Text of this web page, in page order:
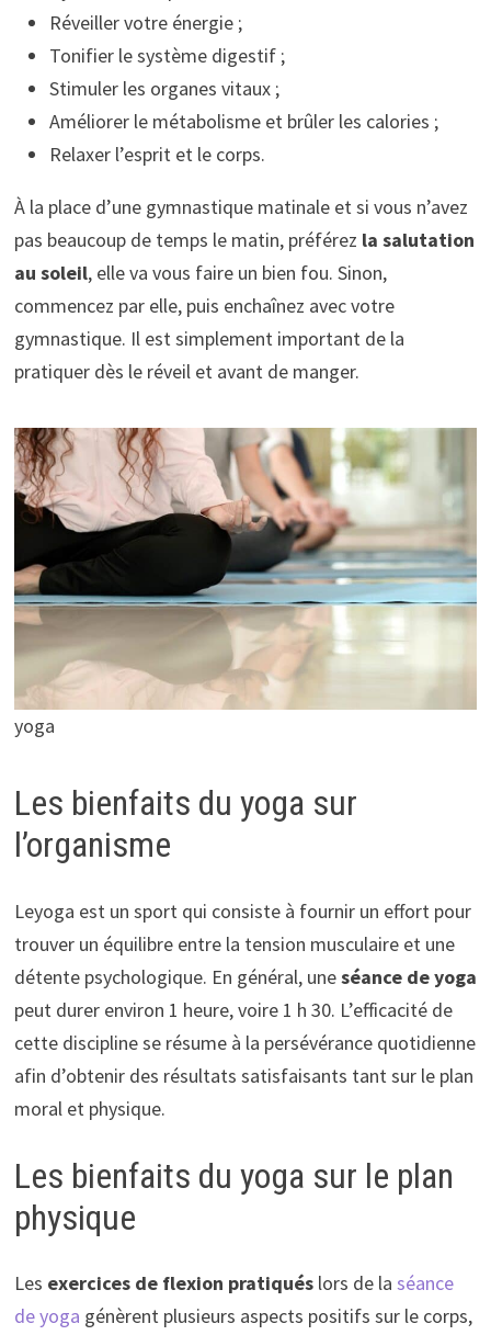
Réveiller votre énergie ;
Tonifier le système digestif ;
Stimuler les organes vitaux ;
Améliorer le métabolisme et brûler les calories ;
Relaxer l’esprit et le corps.
À la place d’une gymnastique matinale et si vous n’avez
pas beaucoup de temps le matin, préférez la salutation
au soleil, elle va vous faire un bien fou. Sinon,
commencez par elle, puis enchaînez avec votre
gymnastique. Il est simplement important de la
pratiquer dès le réveil et avant de manger.
yoga
Les bienfaits du yoga sur
l’organisme
Leyoga est un sport qui consiste à fournir un effort pour
trouver un équilibre entre la tension musculaire et une
détente psychologique. En général, uneséance de yoga
peut durer environ 1 heure, voire 1 h 30. L’efficacité de
cette discipline se résume à la persévérance quotidienne
afin d’obtenir des résultats satisfaisants tant sur le plan
moral et physique.
Les bienfaits du yoga sur le plan
physique
Les exercices de flexion pratiquéslors de la séance
de yoga génèrent plusieurs aspects positifs sur le corps,